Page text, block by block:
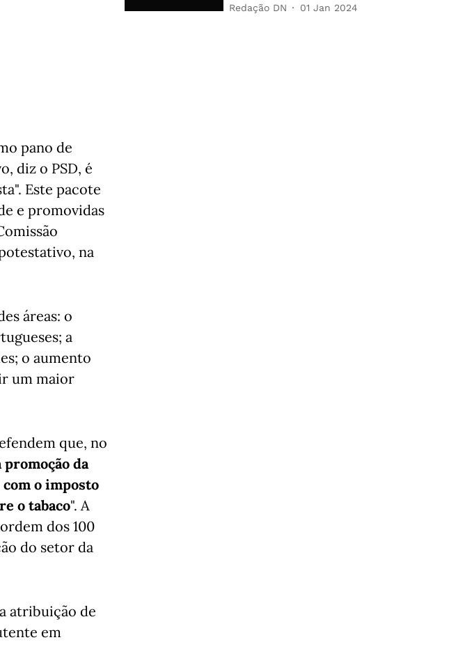
pano de
diz o PSD, é
Este pacote
e promovidas
na
áreas: o
a
o aumento
um maior
que, no
da
o imposto
o tabaco". A
dos 100
do setor da
atribuição de
em
Redação DN 01 Jan 2024